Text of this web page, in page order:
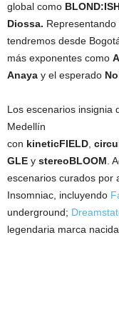
global como
Diossa.
tendremos desde
más exponentes como
Anaya y el esperado
Los escenarios insignia
Medellín
con kineticFIELD
GLE y stereoBLOOM .
escenarios curados por
Insomniac, incluyendo
underground;
legendaria marca